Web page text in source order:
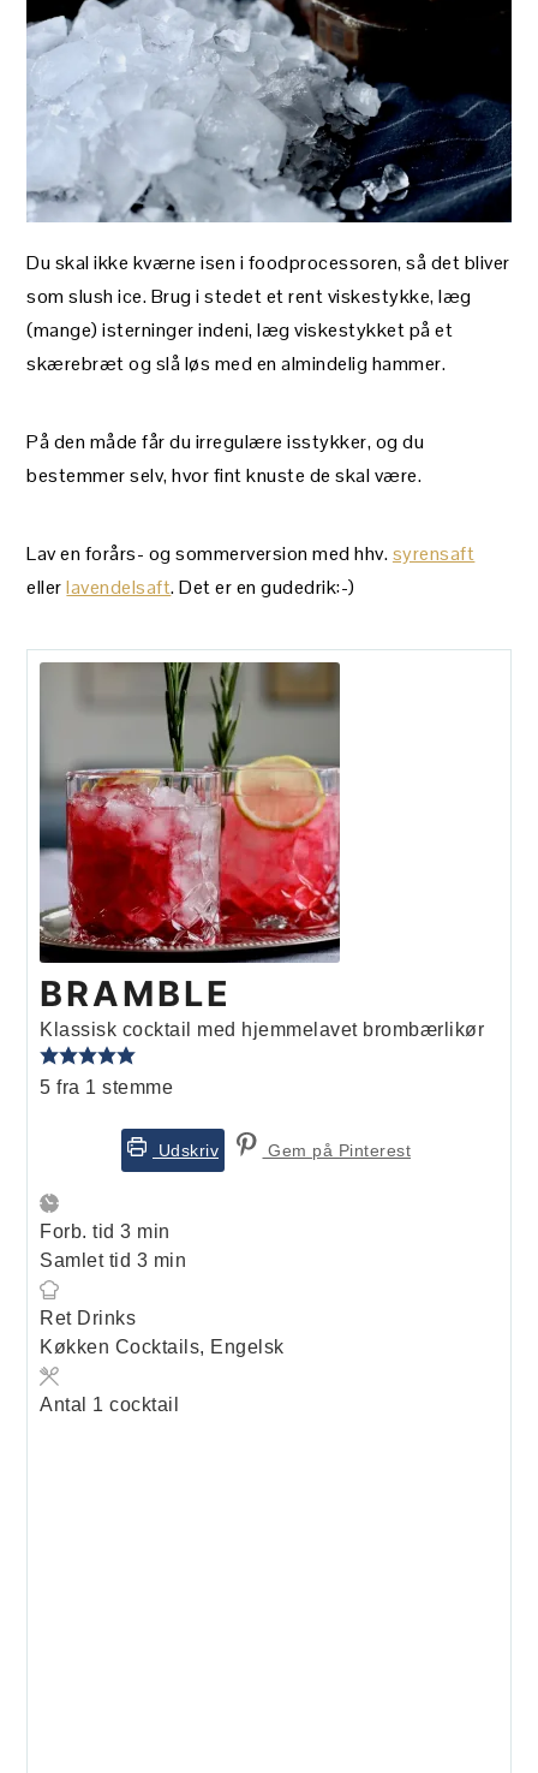
Du skal ikke kværne isen i foodprocessoren, så det bliver
som slush ice. Brug i stedet et rent viskestykke, læg
(mange) isterninger indeni, læg viskestykket på et
skærebræt og slå løs med en almindelig hammer.
På den måde får du irregulære isstykker, og du
bestemmer selv, hvor fint knuste de skal være.
Lav en forårs- og sommerversion med hhv.syrensaft
ellerlavendelsaft. Det er en gudedrik:-)
BRAMBLE
Klassisk cocktail med hjemmelavet brombærlikør
5 fra 1 stemme
Udskriv Gem på Pinterest
Forb. tid3minutter
min
Samlet tid 3minutter
min
Ret Drinks
Køkken Cocktails, Engelsk
Antal 1 cocktail